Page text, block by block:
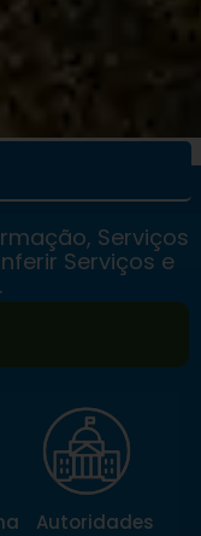
Serviços
Serviços e
Autoridades